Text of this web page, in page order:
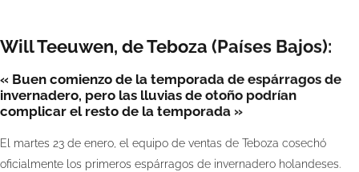
Will Teeuwen, de Teboza (Países Bajos):
« Buen comienzo de la temporada de espárragos de
invernadero, pero las lluvias de otoño podrían
complicar el resto de la temporada »
El martes 23 de enero, el equipo de ventas de Teboza cosechó
oficialmente los primeros espárragos de invernadero holandeses.